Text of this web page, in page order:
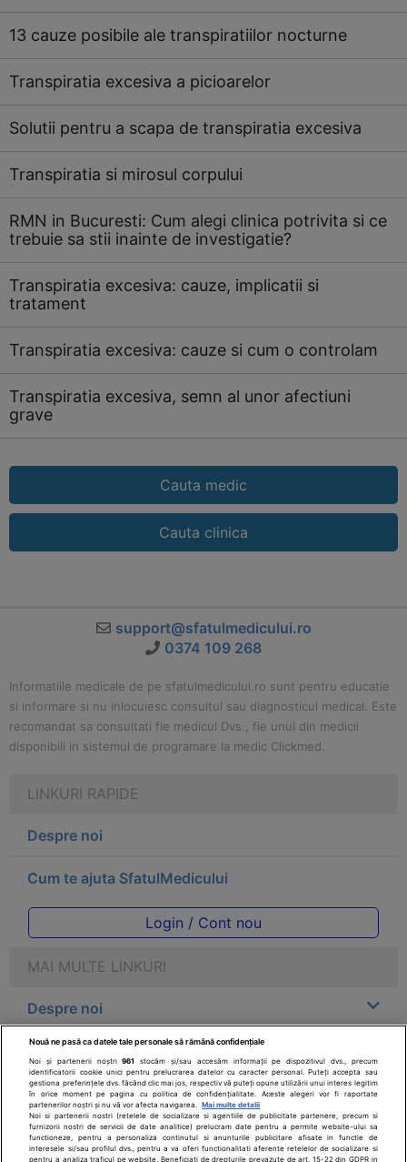
13 cauze posibile ale transpiratiilor nocturne
Transpiratia excesiva a picioarelor
Solutii pentru a scapa de transpiratia excesiva
Transpiratia si mirosul corpului
RMN in Bucuresti: Cum alegi clinica potrivita si ce
trebuie sa stii inainte de investigatie?
Transpiratia excesiva: cauze, implicatii si
tratament
Transpiratia excesiva: cauze si cum o controlam
Transpiratia excesiva, semn al unor afectiuni
grave
Cauta medic
Cauta clinica
support@sfatulmedicului.ro
0374 109 268
Informatiile medicale de pe sfatulmedicului.ro sunt pentru educatie
si informare si nu inlocuiesc consultul sau diagnosticul medical. Este
recomandat sa consultati fie medicul Dvs., fie unul din medicii
disponibili in sistemul de programare la medic Clickmed.
LINKURI RAPIDE
Despre noi
Cum te ajuta SfatulMedicului
Login / Cont nou
MAI MULTE LINKURI
Despre noi
Legal
Drepturile consumatorului
Parteneri
Nouă ne pasă ca datele tale personale să rămână confidențiale
Noi și partenerii noștri961
stocăm și/sau accesăm informații pe dispozitivul dvs., precum
identificatorii cookie unici pentru prelucrarea datelor cu caracter personal. Puteți accepta sau
gestiona preferințele dvs. făcând clic mai jos, respectiv vă puteți opune utilizării unui interes legitim
în orice moment pe pagina cu politica de confidențialitate. Aceste alegeri vor fi raportate
partenerilor noștri și nu vă vor afecta navigarea.
Mai multe detalii
Noi si partenerii nostri (retelele de socializare si agentiile de publicitate partenere, precum si
furnizorii nostri de servicii de date analitice) prelucram date pentru a permite website-ului sa
functioneze, pentru a personaliza continutul si anunturile publicitare afisate in functie de
interesele si/sau profilul dvs., pentru a va oferi functionalitati aferente retelelor de socializare si
pentru a analiza traficul pe website. Beneficiati de drepturile prevazute de art. 15-22 din GDPR in